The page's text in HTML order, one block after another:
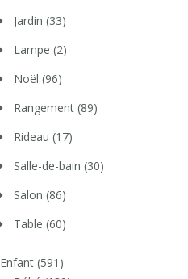
Jardin (33)
Lampe (2)
Noël (96)
Rangement (89)
Rideau (17)
Salle-de-bain (30)
Salon (86)
Table (60)
Enfant (591)